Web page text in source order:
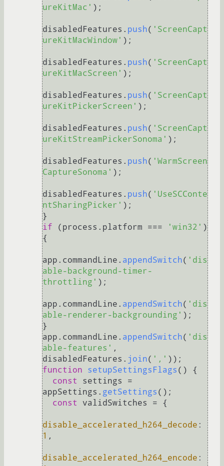
ureKitMac' );
disabledFeatures. push( 'ScreenCapt
ureKitMacWindow' );
disabledFeatures. push( 'ScreenCapt
ureKitMacScreen' );
disabledFeatures. push( 'ScreenCapt
ureKitPickerScreen' );
disabledFeatures. push( 'ScreenCapt
ureKitStreamPickerSonoma' );
disabledFeatures. push( 'WarmScreen
CaptureSonoma' );
disabledFeatures. push( 'UseSCConte
ntSharingPicker' );
if (process. platform === 'win32' )
{
app. commandLine . appendSwitch( 'dis
able-background-timer-
throttling' );
app. commandLine . appendSwitch( 'dis
able-renderer-backgrounding' );
}
app. commandLine . appendSwitch( 'dis
able-features' ,
disabledFeatures. join( ','
function
setupSettingsFlags ( ) {
const
settings =
appSettings. getSettings ();
const
validSwitches = {
disable_accelerated_h264_decode
1 ,
disable_accelerated_h264_encode